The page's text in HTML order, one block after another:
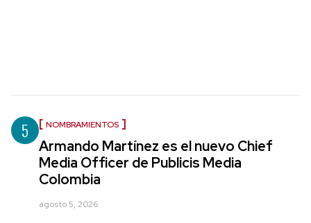
5 NOMBRAMIENTOS
Armando Martínez es el nuevo Chief
Media Officer de Publicis Media
Colombia
agosto 5, 2026